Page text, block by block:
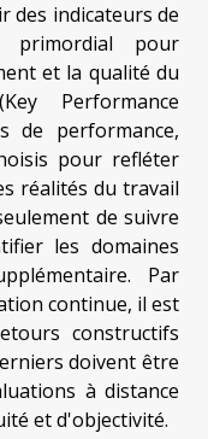
des indicateurs de
primordial pour
et la qualité du
Performance
de performance,
pour refléter
réalités du travail
de suivre
les domaines
Par
continue, il est
constructifs
doivent être
à distance
et d'objectivité.